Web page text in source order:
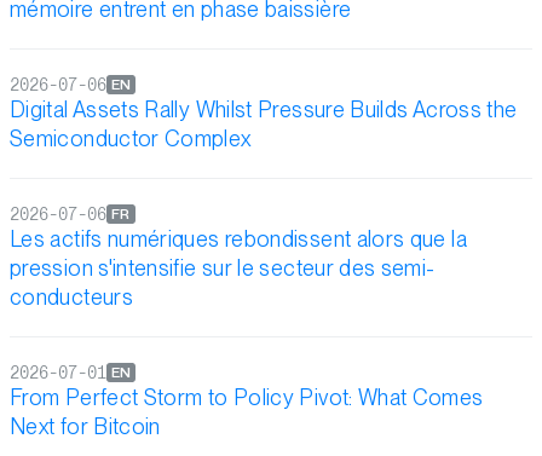
mémoire entrent en phase baissière
Digital Assets Rally Whilst Pressure Builds Across the
Semiconductor Complex
EN
2026-07-06
Les actifs numériques rebondissent alors que la
pression s'intensifie sur le secteur des semi-
conducteurs
FR
2026-07-06
From Perfect Storm to Policy Pivot: What Comes
Next for Bitcoin
EN
2026-07-01